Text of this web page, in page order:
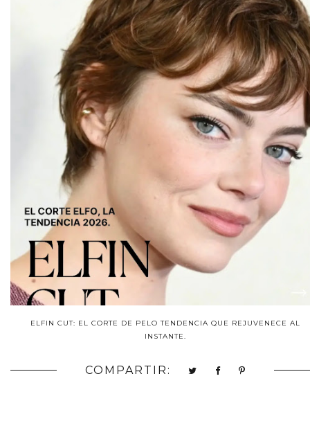
ELFIN CUT: EL CORTE DE PELO TENDENCIA QUE REJUVENECE AL
INSTANTE.
COMPARTIR: